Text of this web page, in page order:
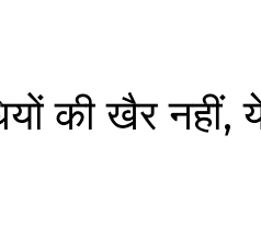
की खैर नहीं,